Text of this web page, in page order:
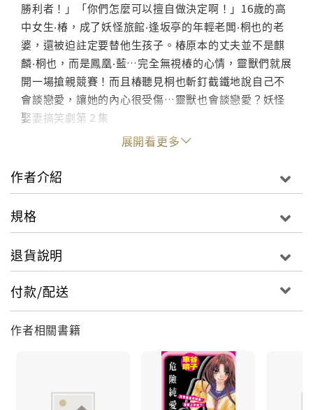
勝利者！」「你們怎麼可以擅自做決定啊！」16歲的高
中女生‧椿，成了妖怪旅館‧逢坂亭的年輕老闆‧桐也的老
婆，還被迫註定要替他生孩子。椿原本的丈夫並不是麒
麟‧桐也，而是鳳凰‧藍…完全無視椿的心情，靈獸們就展
開一場搶親競賽！而且椿聽見桐也斬釘截鐵地說自己不
會談戀愛，讓她的內心很受傷…靈獸也會談戀愛？妖怪
娶妻搞笑劇第２集
展開看更多
作者介紹
規格
退貨說明
付款/配送
作者相關書籍